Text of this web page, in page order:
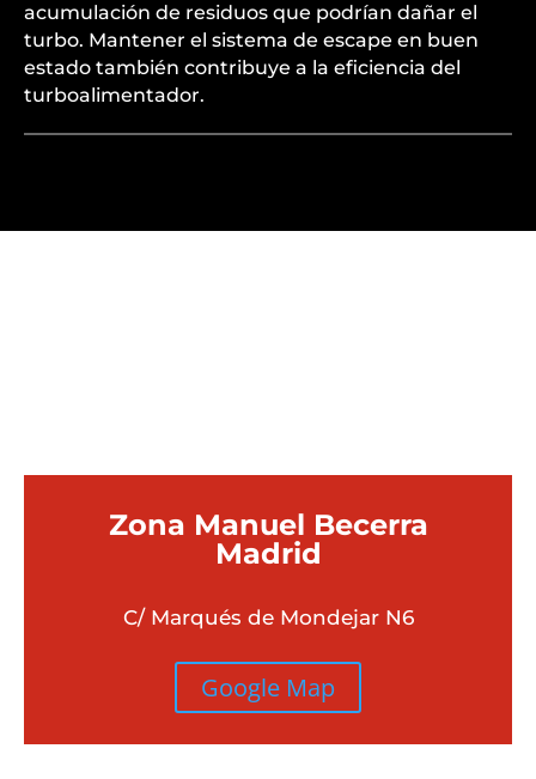
acumulación de residuos que podrían dañar el
turbo. Mantener el sistema de escape en buen
estado también contribuye a la eficiencia del
turboalimentador.
Zona Manuel Becerra
Madrid
C/ Marqués de Mondejar N6
Google Map